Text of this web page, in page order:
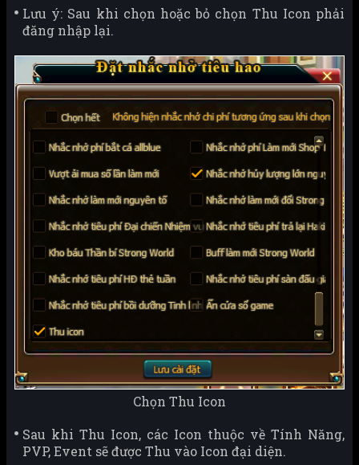
Lưu ý: Sau khi chọn hoặc bỏ chọn Thu Icon phải
đăng nhập lại.
Chọn Thu Icon
Sau khi Thu Icon, các Icon thuộc về Tính Năng,
PVP, Event sẽ được Thu vào Icon đại diện.